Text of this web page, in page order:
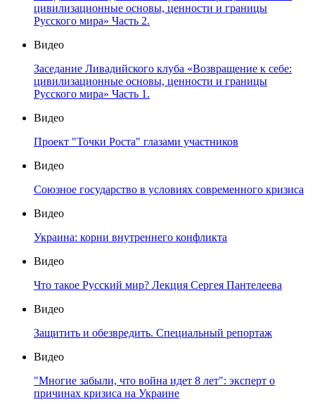
цивилизационные основы, ценности и границы
Русского мира» Часть 2.
Видео
Заседание Ливадийского клуба «Возвращение к себе:
цивилизационные основы, ценности и границы
Русского мира» Часть 1.
Видео
Проект "Точки Роста" глазами участников
Видео
Союзное государство в условиях современного кризиса
Видео
Украина: корни внутреннего конфликта
Видео
Что такое Русский мир? Лекция Сергея Пантелеева
Видео
Защитить и обезвредить. Специальный репортаж
Видео
"Многие забыли, что война идет 8 лет": эксперт о
причинах кризиса на Украине